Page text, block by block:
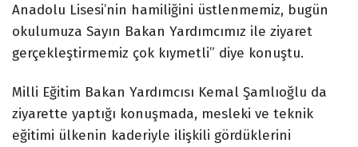
Anadolu Lisesi’nin hamiliğini üstlenmemiz, bugün
okulumuza Sayın Bakan Yardımcımız ile ziyaret
gerçekleştirmemiz çok kıymetli” diye konuştu.
Milli Eğitim Bakan Yardımcısı Kemal Şamlıoğlu da
ziyarette yaptığı konuşmada, mesleki ve teknik
eğitimi ülkenin kaderiyle ilişkili gördüklerini